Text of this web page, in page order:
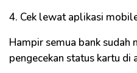
4. Cek lewat aplikasi
Hampir semua bank sudah
pengecekan status kartu di